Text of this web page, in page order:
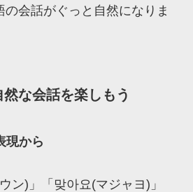
の会話がぐっと自然になりま
な会話を楽しもう
現から
ン)」「맞아요(マジャヨ)」